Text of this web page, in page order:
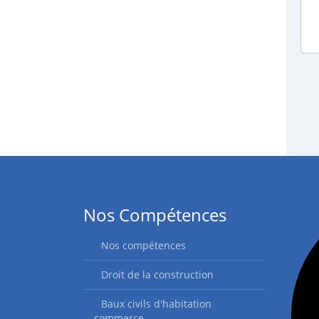
Nos Compétences
Nos compétences
Droit de la construction
Baux civils d'habitation